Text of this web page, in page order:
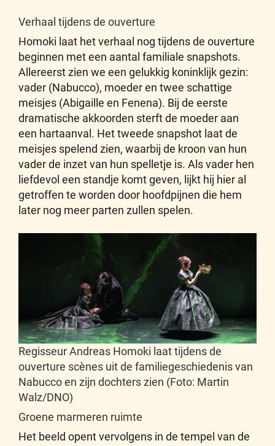
Verhaal tijdens de ouverture
Homoki laat het verhaal nog tijdens de ouverture
beginnen met een aantal familiale snapshots.
Allereerst zien we een gelukkig koninklijk gezin:
vader (Nabucco), moeder en twee schattige
meisjes (Abigaille en Fenena). Bij de eerste
dramatische akkoorden sterft de moeder aan
een hartaanval. Het tweede snapshot laat de
meisjes spelend zien, waarbij de kroon van hun
vader de inzet van hun spelletje is. Als vader hen
liefdevol een standje komt geven, lijkt hij hier al
getroffen te worden door hoofdpijnen die hem
later nog meer parten zullen spelen.
Regisseur Andreas Homoki laat tijdens de
ouverture scènes uit de familiegeschiedenis van
Nabucco en zijn dochters zien (Foto: Martin
Walz/DNO)
Groene marmeren ruimte
Het beeld opent vervolgens in de tempel van de